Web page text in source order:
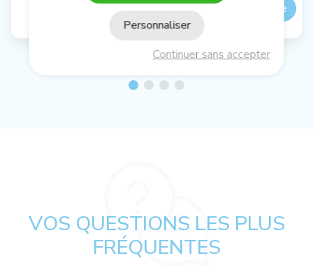
Je découvre
VOS QUESTIONS LES PLUS
FRÉQUENTES
Continuer sans accepter
Personnaliser